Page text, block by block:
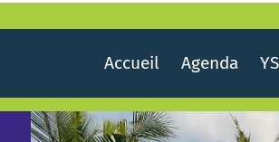
Accueil Agenda